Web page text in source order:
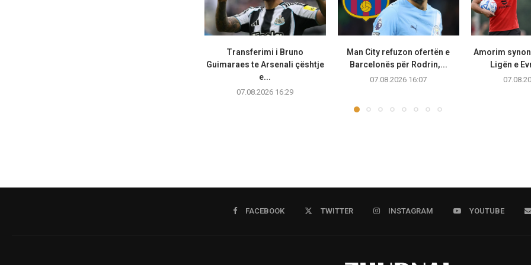
Transferimi i Bruno
Guimaraes te Arsenali çështje
e...
07.08.2026 16:29
Man City refuzon ofertën e
Barcelonës për Rodrin,...
07.08.2026 16:07
Amorim
Ligën e
FACEBOOK TWITTER INSTAGRAM YOUTUBE